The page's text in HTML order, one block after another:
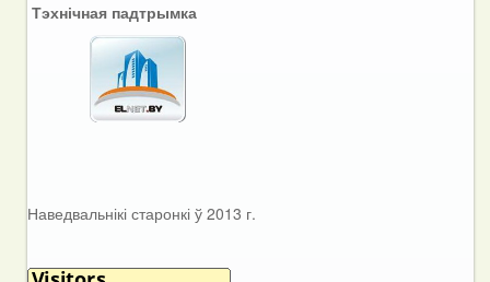
Тэхнічная падтрымка
Наведвальнікі старонкі ў 2013 г.